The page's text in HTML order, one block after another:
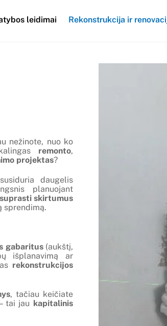
leidimai Rekonstrukcija ir
nežinote, nuo ko
remonto,
projektas?
daugelis
planuojant
skirtumus
sprendimą.
gabaritus(aukštį,
išplanavimą ar
rekonstrukcijos
, tačiau keičiate
– tai jau kapitalinis